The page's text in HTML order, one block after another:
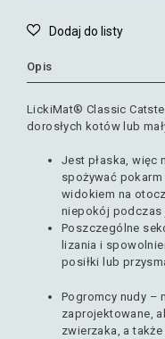
Opis
LickiMat® Classic
dorosłych kotów lub
Jest płaska, więc
spożywać pokarm
widokiem na
niepokój podczas
Poszczególne
lizania i
posiłki lub
Pogromcy nudy –
zaprojektowane,
zwierzaka, a